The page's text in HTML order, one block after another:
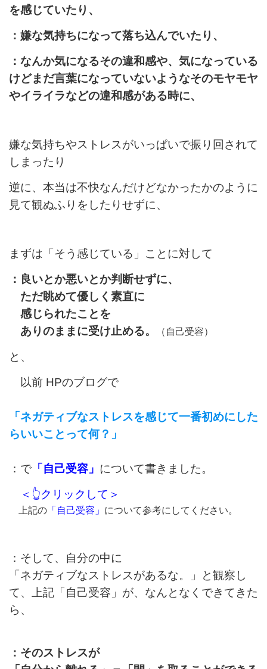
を感じていたり、
：嫌な気持ちになって落ち込んでいたり、
：なんか気になるその違和感や、気になっている
けどまだ言葉になっていないようなそのモヤモヤ
やイライラなどの違和感がある時に、
嫌な気持ちやストレスがいっぱいで振り回されて
しまったり
逆に、本当は不快なんだけどなかったかのように
見て観ぬふりをしたりせずに、
まずは「そう感じている」 ことに対して
：良いとか悪いとか判断せずに、
ただ眺めて優しく素直に
感じられたことを
ありのままに受け止める。
（自己受容）
と、
以前 HPのブログで
「ネガティブなストレスを感じて一番初めにした
らいいことって何？」
：で 「自己受容」 について書きました。
＜ 👆クリックして＞
上記の 「自己受容」 について参考にしてください。
：そして、自分の中に
「ネガティブなストレスがあるな。」
と観察し
て、 上記「自己受容」が、 なんとなくできてきた
ら、
：そのストレスが